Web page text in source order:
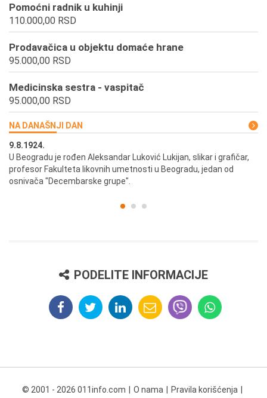
Pomoćni radnik u kuhinji
110.000,00 RSD
Prodavačica u objektu domaće hrane
95.000,00 RSD
Medicinska sestra - vaspitač
95.000,00 RSD
NA DANAŠNJI DAN
9.8.1924.
U Beogradu je rođen Aleksandar Luković Lukijan, slikar i grafičar,
profesor Fakulteta likovnih umetnosti u Beogradu, jedan od
osnivača "Decembarske grupe".
PODELITE INFORMACIJE
© 2001 - 2026 011info.com O nama Pravila korišćenja